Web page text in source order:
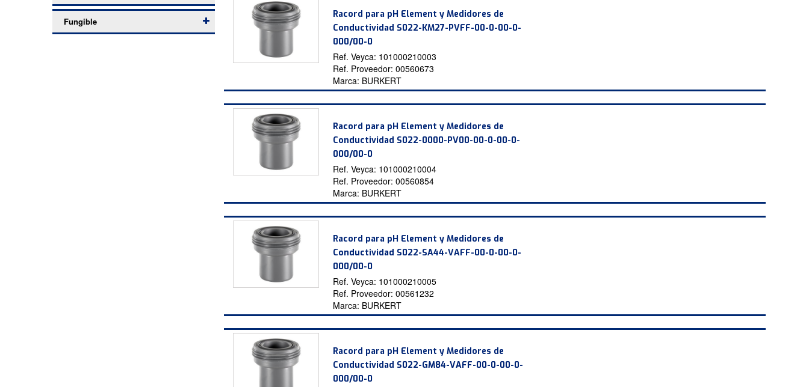
Fungible
Racord para pH Element y Medidores de
Conductividad S022-KM27-PVFF-00-0-00-0-
000/00-0
Ref. Veyca: 101000210003
Ref. Proveedor:00560673
Marca: BURKERT
Racord para pH Element y Medidores de
Conductividad S022-0000-PV00-00-0-00-0-
000/00-0
Ref. Veyca: 101000210004
Ref. Proveedor:00560854
Marca: BURKERT
Racord para pH Element y Medidores de
Conductividad S022-SA44-VAFF-00-0-00-0-
000/00-0
Ref. Veyca: 101000210005
Ref. Proveedor:00561232
Marca: BURKERT
Racord para pH Element y Medidores de
Conductividad S022-GM84-VAFF-00-0-00-0-
000/00-0